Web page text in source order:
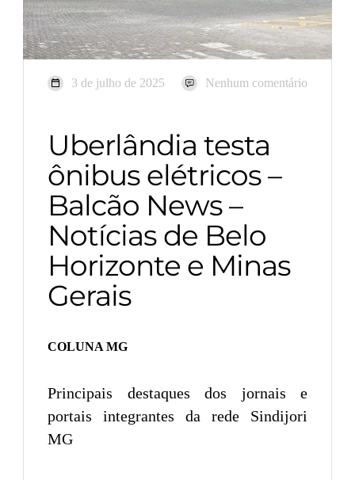
3 de julho de 2025 Nenhum comentário
Uberlândia testa
ônibus elétricos –
Balcão News –
Notícias de Belo
Horizonte e Minas
Gerais
COLUNA MG
Principais destaques dos jornais e
portais integrantes da rede Sindijori
MG